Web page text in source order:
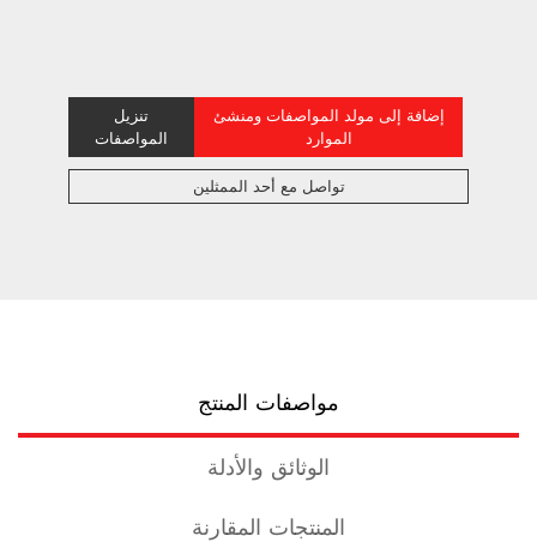
إضافة إلى مولد المواصفات ومنشئ
الموارد
تنزيل
المواصفات
تواصل مع أحد الممثلين
مواصفات المنتج
الوثائق والأدلة
المنتجات المقارنة